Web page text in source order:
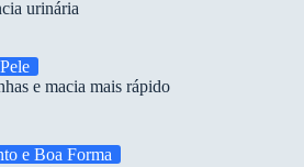
urinária
e macia mais rápido
e Boa Forma